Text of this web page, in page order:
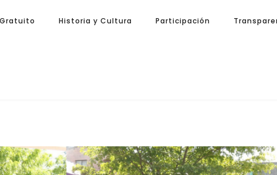
Historia y Cultura Participación